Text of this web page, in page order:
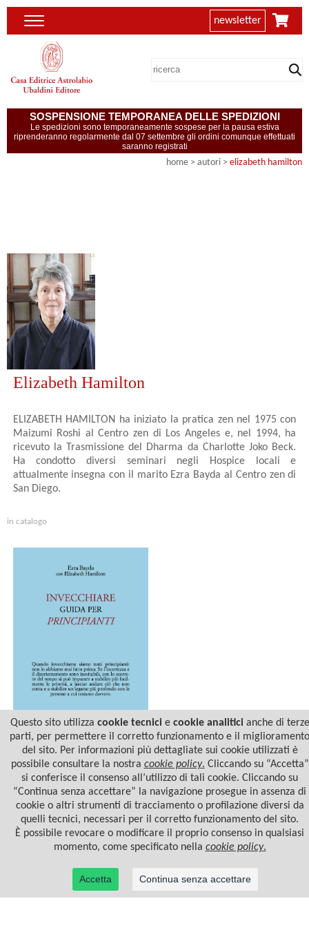
newsletter
SOSPENSIONE TEMPORANEA DELLE SPEDIZIONI
Le spedizioni sono temporaneamente sospese per la pausa estiva
riprenderanno regolarmente dal 07 settembre gli ordini comunque effettuati
saranno registrati
home > autori > elizabeth hamilton
Elizabeth Hamilton
ELIZABETH HAMILTON ha iniziato la pratica zen nel 1975 con
Maizumi Roshi al Centro zen di Los Angeles e, nel 1994, ha
ricevuto la Trasmissione del Dharma da Charlotte Joko Beck.
Ha condotto diversi seminari negli Hospice locali e
attualmente insegna con il marito Ezra Bayda al Centro zen di
San Diego.
in catalogo
INVECCHIARE. GUIDA PER
PRINCIPIANTI
Questo sito utilizza cookie tecnicie cookie analiticianche di terze
parti, per permettere il corretto funzionamento e il miglioramento
del sito. Per informazioni più dettagliate sui cookie utilizzati è
possibile consultare la nostra cookie policy. Cliccando su “Accetta”
si conferisce il consenso all’utilizzo di tali cookie. Cliccando su
“Continua senza accettare” la navigazione prosegue in assenza di
cookie o altri strumenti di tracciamento o profilazione diversi da
quelli tecnici, necessari per il corretto funzionamento del sito.
È possibile revocare o modificare il proprio consenso in qualsiasi
momento, come specificato nella cookie policy.
Accetta Continua senza accettare